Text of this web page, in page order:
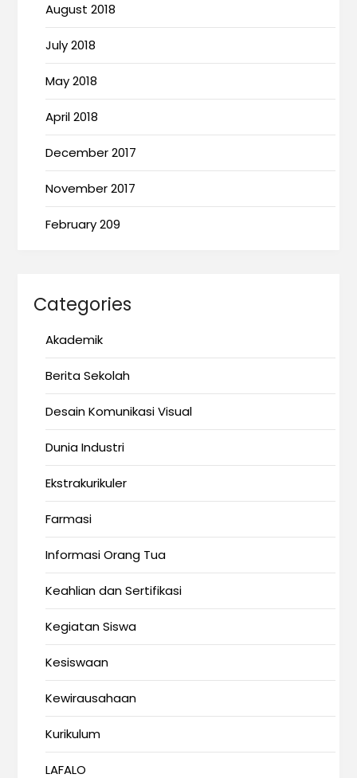
August 2018
July 2018
May 2018
April 2018
December 2017
November 2017
February 209
Categories
Akademik
Berita Sekolah
Desain Komunikasi Visual
Dunia Industri
Ekstrakurikuler
Farmasi
Informasi Orang Tua
Keahlian dan Sertifikasi
Kegiatan Siswa
Kesiswaan
Kewirausahaan
Kurikulum
LAFALO